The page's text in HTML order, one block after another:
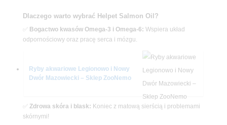
Dlaczego warto wybrać Helpet Salmon Oil?
Bogactwo kwasów Omega-3 i Omega-6: Wspiera układ
odpornościowy oraz pracę serca i mózgu.
Ryby akwariowe Legionowo i Nowy
Dwór Mazowiecki – Sklep ZooNemo
Zdrowa skóra i blask: Koniec z matową sierścią i problemami
skórnymi!